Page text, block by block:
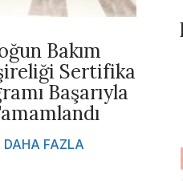
Bakım
Sertifika
Başarıyla
DAHA FAZLA